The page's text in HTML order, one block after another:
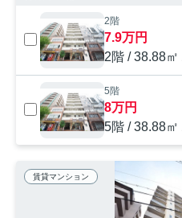
2階
7.9万円
2階 / 38.88㎡
5階
8万円
5階 / 38.88㎡
賃貸マンション